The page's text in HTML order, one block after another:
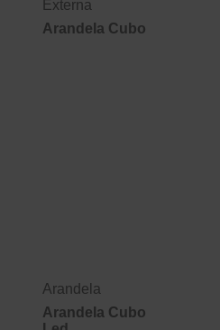
Externa
Arandela Cubo
Arandela
Arandela Cubo